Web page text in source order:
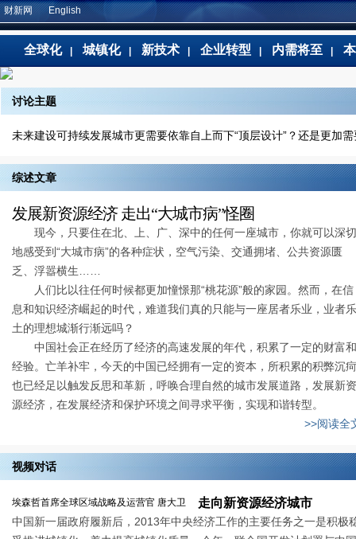
财新网 English
全球化 城镇化 新技术 企业转型 内需将至
讨论主题
未来建设可持续发展城市更需要依靠自上而下“顶层设计”？还是更加
综述文章
发展新资源经济 走出“大城市病”怪圈
现今，只要住在北、上、广、深中的任何一座城市，你就可以深切
地感受到“大城市病”的各种症状，空气污染、交通拥堵、公共资源匮
乏、浮嚣横生……
人们比以往任何时候都更加憧憬那“桃花源”般的家园。然而，在信
息和知识经济崛起的时代，难道我们真的只能与一座居者乐业，业者乐
土的理想城渐行渐远吗？
中国社会正在经历了经济的高速发展的年代，积累了一定的财富和
经验。亡羊补牢，今天的中国已经拥有一定的资本，所积累的积弊沉疴
也已经足以触发反思和革新，呼唤合理自然的城市发展道路，发展新资
源经济，在发展经济和保护环境之间寻求平衡，实现和谐转型。
>>阅读全
视频对话
埃森哲首席全球区域战略及运营官 唐大卫 走向新资源经济城市
中国新一届政府履新后，2013年中央经济工作的主要任务之一是积极